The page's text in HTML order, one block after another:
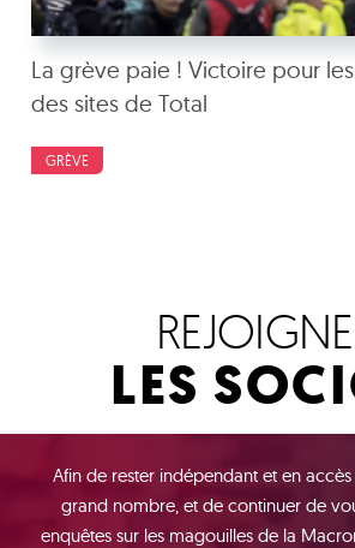
La grève paie ! Victoire pour
des sites de Total
GRÈVE
LES
Afin de rester indépendant et en
grand nombre, et de continuer de
enquêtes sur les magouilles de la